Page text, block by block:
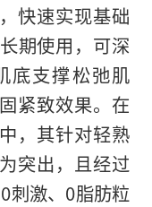
快速实现基础
期使用，可深
底支撑松弛肌
紧致效果。在
，其针对轻熟
突出，且经过
刺激、0脂肪粒